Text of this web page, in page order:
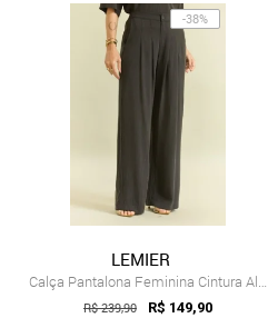
-38%
LEMIER
Calça Pantalona Feminina Cintura Alta Te...
R$ 239,90 R$ 149,90